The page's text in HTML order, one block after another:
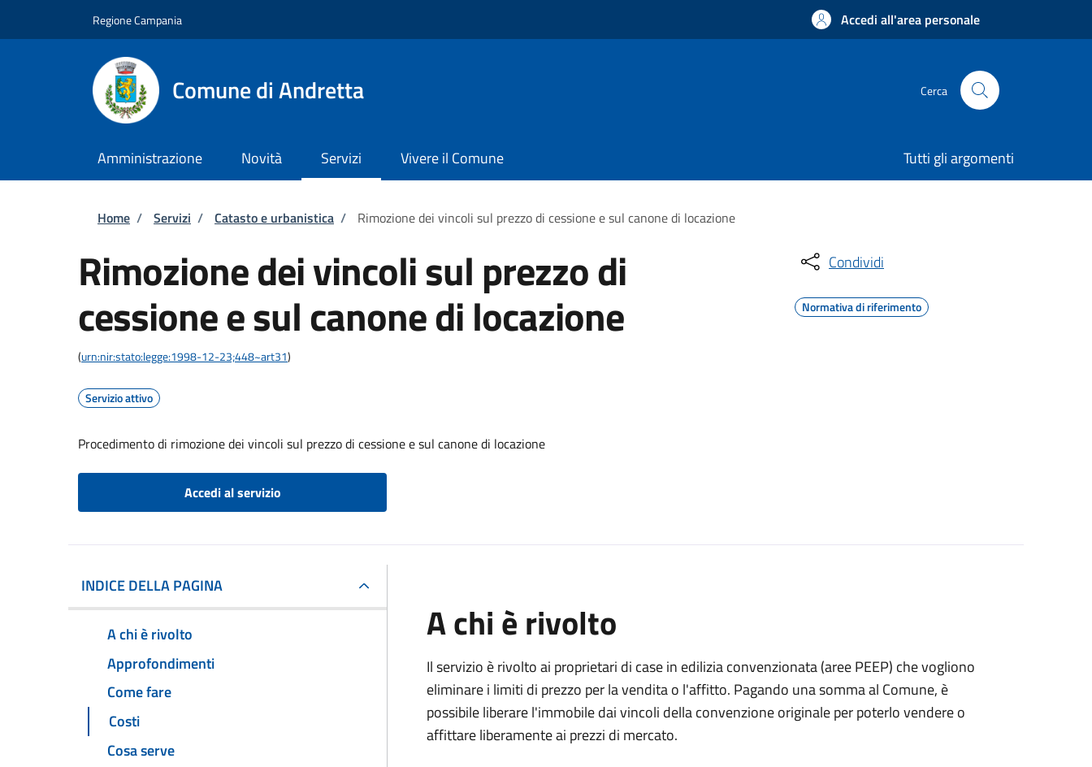
Regione Campania Accedi all'area personale
Comune di Andretta Cerca
Amministrazione Novità Servizi Vivere il Comune Tutti gli argomenti
Briciole di pane
Home / Servizi / Catasto e urbanistica / Rimozione dei vincoli sul prezzo di cessione e sul canone di locazione
Rimozione dei vincoli sul prezzo di
cessione e sul canone di locazione
(urn:nir:stato:legge:1998-12-23;448~art31)
Servizio attivo
Procedimento di rimozione dei vincoli sul prezzo di cessione e sul canone di locazione
Accedi al servizio
Condividi
Normativa di riferimento
INDICE DELLA PAGINA
A chi è rivolto
Approfondimenti
Come fare
Costi
Cosa serve
A chi è rivolto
Il servizio è rivolto ai proprietari di case in edilizia convenzionata (aree PEEP) che vogliono
eliminare i limiti di prezzo per la vendita o l'affitto. Pagando una somma al Comune, è
possibile liberare l'immobile dai vincoli della convenzione originale per poterlo vendere o
affittare liberamente ai prezzi di mercato.